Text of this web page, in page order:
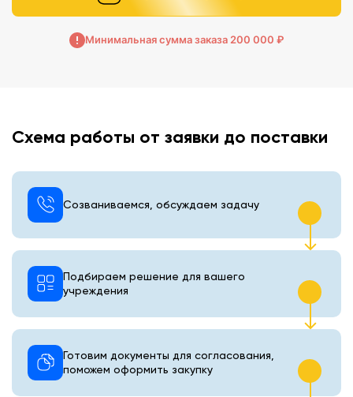
Минимальная сумма заказа 200 000 ₽
Схема работы от заявки до поставки
Созваниваемся, обсуждаем задачу
Подбираем решение для вашего
учреждения
Готовим документы для согласования,
поможем оформить закупку